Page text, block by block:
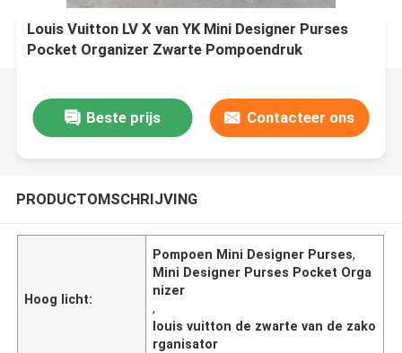
Louis Vuitton LV X van YK Mini Designer Purses
Pocket Organizer Zwarte Pompoendruk
Beste prijs Contacteer ons
PRODUCTOMSCHRIJVING
Hoog licht:
Pompoen Mini Designer Purses,
Mini Designer Purses Pocket Orga
nizer
,
louis vuitton de zwarte van de zako
rganisator